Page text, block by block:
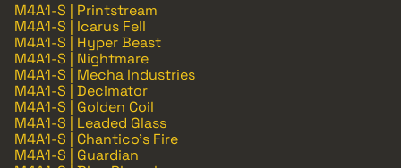
M4A1-S | Printstream
M4A1-S | Icarus Fell
M4A1-S | Hyper Beast
M4A1-S | Nightmare
M4A1-S | Mecha Industries
M4A1-S | Decimator
M4A1-S | Golden Coil
M4A1-S | Leaded Glass
M4A1-S | Chantico's Fire
M4A1-S | Guardian